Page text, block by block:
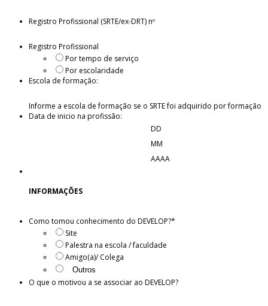
Registro Profissional (SRTE/ex-DRT) nº
Registro Profissional
Por tempo de serviço
Por escolaridade
Escola de formação:
Informe a escola de formação se o SRTE foi adquirido por formação
Data de inicio na profissão:
DD
MM
AAAA
INFORMAÇÕES
Como tomou conhecimento do DEVELOP?*
Site
Palestra na escola / faculdade
Amigo(a)/ Colega
O que o motivou a se associar ao DEVELOP?